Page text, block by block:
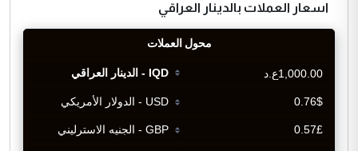
اسعار العملات بالدينار العراقي